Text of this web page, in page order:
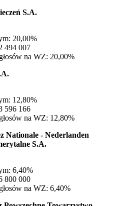
S.A.
20,00%
494 007
na WZ: 20,00%
12,80%
596 166
na WZ: 12,80%
Nationale - Nederlanden
S.A.
6,40%
800 000
na WZ: 6,40%